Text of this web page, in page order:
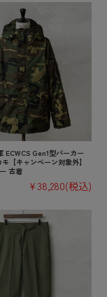
ECWCS Gen1型パーカー
【キャンペーン対象外】
古着
¥38,280(税込)